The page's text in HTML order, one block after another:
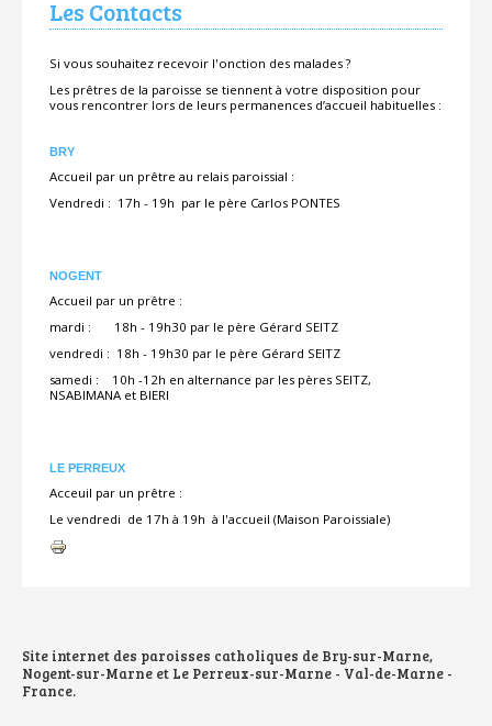
Les Contacts
Si vous souhaitez recevoir l'onction des malades ?
Les prêtres de la paroisse se tiennent à votre disposition pour
vous rencontrer lors de leurs permanences d’accueil habituelles :
BRY
Accueil par un prêtre au relais paroissial :
Vendredi : 17h - 19h par le père Carlos PONTES
NOGENT
Accueil par un prêtre :
mardi : 18h - 19h30 par le père Gérard SEITZ
vendredi : 18h - 19h30 par le père Gérard SEITZ
samedi : 10h -12h en alternance par les pères SEITZ,
NSABIMANA et BIERI
LE PERREUX
Acceuil par un prêtre :
Le vendredi de 17h à 19h à l'accueil (Maison Paroissiale)
Actions
sur
Site internet des paroisses catholiques de Bry-sur-Marne,
Nogent-sur-Marne et Le Perreux-sur-Marne - Val-de-Marne -
France.